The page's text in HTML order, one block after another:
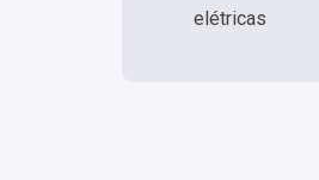
elétricas